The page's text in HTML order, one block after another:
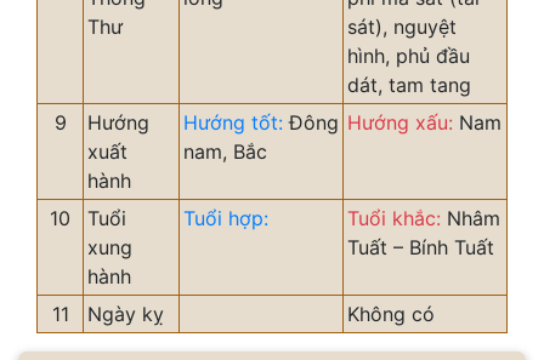
Thư
sát), nguyệt
hình, phủ đầu
dát, tam tang
9
Hướng
xuất
hành
Hướng tốt: Đông
nam, Bắc
Hướng xấu: Nam
10
Tuổi
xung
hành
Tuổi hợp: Tuổi khắc: Nhâm
Tuất – Bính Tuất
11 Ngày kỵ Không có